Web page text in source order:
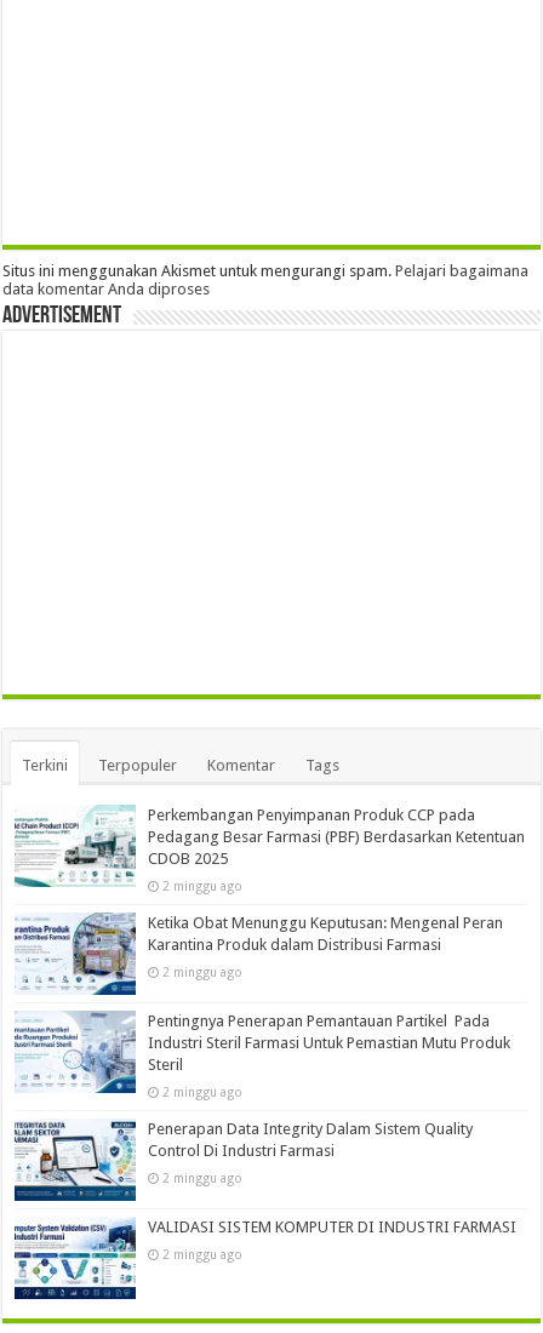
Situs ini menggunakan Akismet untuk mengurangi spam.Pelajari bagaimana
data komentar Anda diproses
Advertisement
Terkini Terpopuler Komentar Tags
Perkembangan Penyimpanan Produk CCP pada
Pedagang Besar Farmasi (PBF) Berdasarkan Ketentuan
CDOB 2025
2 minggu ago
Ketika Obat Menunggu Keputusan: Mengenal Peran
Karantina Produk dalam Distribusi Farmasi
2 minggu ago
Pentingnya Penerapan Pemantauan Partikel Pada
Industri Steril Farmasi Untuk Pemastian Mutu Produk
Steril
2 minggu ago
Penerapan Data Integrity Dalam Sistem Quality
Control Di Industri Farmasi
2 minggu ago
VALIDASI SISTEM KOMPUTER DI INDUSTRI FARMASI
2 minggu ago